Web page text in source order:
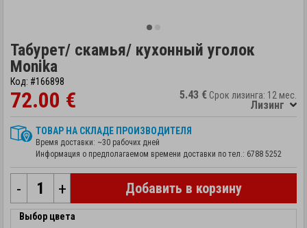
Табурет/ скамья/ кухонный уголок
Monika
Код: #166898
72.00 € 5.43 € Срок лизинга: 12 мес.
Лизинг
ТОВАР НА СКЛАДЕ ПРОИЗВОДИТЕЛЯ
Время доставки: ~30 рабочих дней
Информация о предполагаемом времени доставки по тел.: 6788 5252
- + Добавить в корзину
Выбор цвета